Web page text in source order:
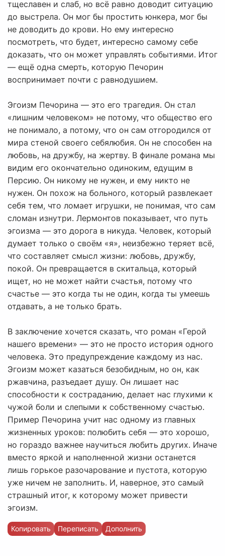
тщеславен и слаб, но всё равно доводит ситуацию
до выстрела. Он мог бы простить юнкера, мог бы
не доводить до крови. Но ему интересно
посмотреть, что будет, интересно самому себе
доказать, что он может управлять событиями. Итог
— ещё одна смерть, которую Печорин
воспринимает почти с равнодушием.
Эгоизм Печорина — это его трагедия. Он стал
«лишним человеком» не потому, что общество его
не понимало, а потому, что он сам отгородился от
мира стеной своего себялюбия. Он не способен на
любовь, на дружбу, на жертву. В финале романа мы
видим его окончательно одиноким, едущим в
Персию. Он никому не нужен, и ему никто не
нужен. Он похож на больного, который развлекает
себя тем, что ломает игрушки, не понимая, что сам
сломан изнутри. Лермонтов показывает, что путь
эгоизма — это дорога в никуда. Человек, который
думает только о своём «я», неизбежно теряет всё,
что составляет смысл жизни: любовь, дружбу,
покой. Он превращается в скитальца, который
ищет, но не может найти счастья, потому что
счастье — это когда ты не один, когда ты умеешь
отдавать, а не только брать.
В заключение хочется сказать, что роман «Герой
нашего времени» — это не просто история одного
человека. Это предупреждение каждому из нас.
Эгоизм может казаться безобидным, но он, как
ржавчина, разъедает душу. Он лишает нас
способности к состраданию, делает нас глухими к
чужой боли и слепыми к собственному счастью.
Пример Печорина учит нас одному из главных
жизненных уроков: полюбить себя — это хорошо,
но гораздо важнее научиться любить других. Иначе
вместо яркой и наполненной жизни останется
лишь горькое разочарование и пустота, которую
уже ничем не заполнить. И, наверное, это самый
страшный итог, к которому может привести
эгоизм.
Копировать Переписать Дополнить